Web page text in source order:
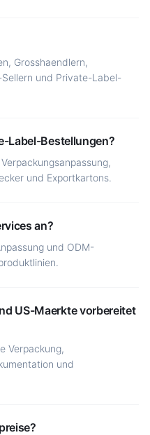
Grosshaendlern,
und Private-Label-
Label-Bestellungen?
und Exportkartons.
an?
und ODM-
US-Maerkte vorbereitet
Verpackung,
und